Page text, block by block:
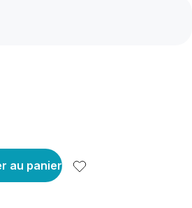
au panier